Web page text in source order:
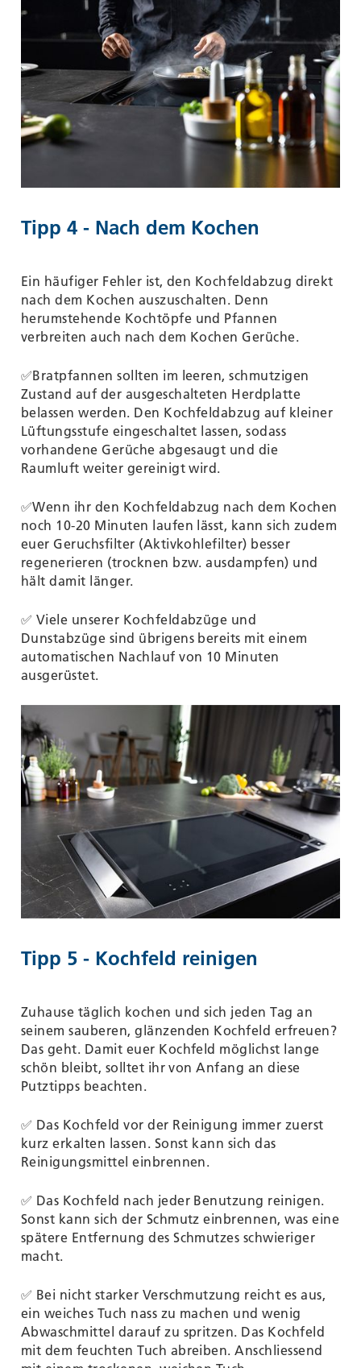
Tipp 4 - Nach dem Kochen
Ein häufiger Fehler ist, den Kochfeldabzug direkt
nach dem Kochen auszuschalten. Denn
herumstehende Kochtöpfe und Pfannen
verbreiten auch nach dem Kochen Gerüche.
✅Bratpfannen sollten im leeren, schmutzigen
Zustand auf der ausgeschalteten Herdplatte
belassen werden. Den Kochfeldabzug auf kleiner
Lüftungsstufe eingeschaltet lassen, sodass
vorhandene Gerüche abgesaugt und die
Raumluft weiter gereinigt wird.
✅Wenn ihr den Kochfeldabzug nach dem Kochen
noch 10-20 Minuten laufen lässt, kann sich zudem
euer Geruchsfilter (Aktivkohlefilter) besser
regenerieren (trocknen bzw. ausdampfen) und
hält damit länger.
✅ Viele unserer Kochfeldabzüge und
Dunstabzüge sind übrigens bereits mit einem
automatischen Nachlauf von 10 Minuten
ausgerüstet.
Tipp 5 - Kochfeld reinigen
Zuhause täglich kochen und sich jeden Tag an
seinem sauberen, glänzenden Kochfeld erfreuen?
Das geht. Damit euer Kochfeld möglichst lange
schön bleibt, solltet ihr von Anfang an diese
Putztipps beachten.
✅ Das Kochfeld vor der Reinigung immer zuerst
kurz erkalten lassen. Sonst kann sich das
Reinigungsmittel einbrennen.
✅ Das Kochfeld nach jeder Benutzung reinigen.
Sonst kann sich der Schmutz einbrennen, was eine
spätere Entfernung des Schmutzes schwieriger
macht.
✅ Bei nicht starker Verschmutzung reicht es aus,
ein weiches Tuch nass zu machen und wenig
Abwaschmittel darauf zu spritzen. Das Kochfeld
mit dem feuchten Tuch abreiben. Anschliessend